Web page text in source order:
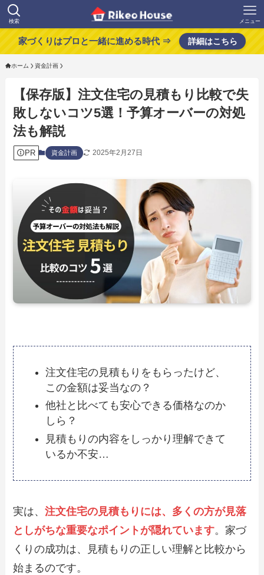
検索 メニュー
家づくりはプロと一緒に進める時代 ⇒ 詳細はこちら
ホーム 資金計画
【保存版】注文住宅の見積もり比較で失
敗しないコツ5選！予算オーバーの対処
法も解説
PR 資金計画 2025年2月27日
注文住宅の見積もりをもらったけど、
この金額は妥当なの？
他社と比べても安心できる価格なのか
しら？
見積もりの内容をしっかり理解できて
いるか不安…
実は、注文住宅の見積もりには、多くの方が見落
としがちな重要なポイントが隠れています。家づ
くりの成功は、見積もりの正しい理解と比較から
始まるのです。